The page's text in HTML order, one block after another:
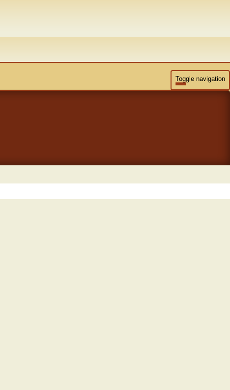
Toggle navigation